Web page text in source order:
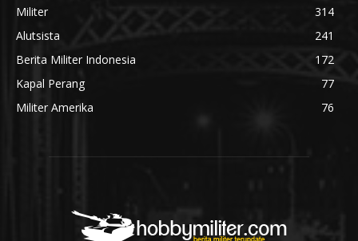
Militer
314
Alutsista
241
Berita Militer Indonesia
172
Kapal Perang
77
Militer Amerika
76